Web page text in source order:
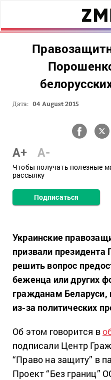
Дата: 04 August 2015
A+ A-
Чтобы получать полезные
рассылку
Подписаться
Украинские
призвали
решить вопрос
беженца или других
гражданам
из-за политических
Об этом говорится в
подписали Центр
“Право на защиту” в
Проект “Без границ”